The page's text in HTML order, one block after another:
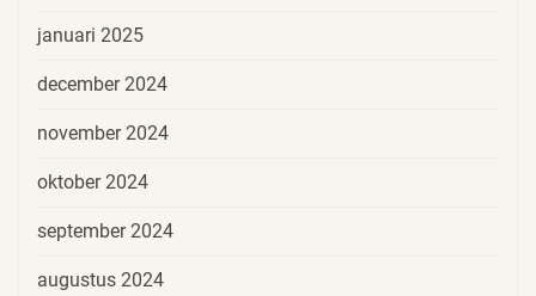
januari 2025
december 2024
november 2024
oktober 2024
september 2024
augustus 2024